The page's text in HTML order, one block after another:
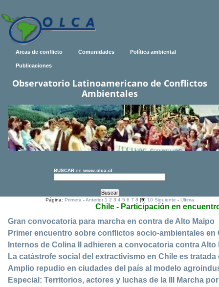
Areas de conflicto Comunidades Política ambiental
Publicaciones
Observatorio Latinoamericano de Conflictos
Ambientales
BUSCAR en www.olca.cl
Página:Primera -Anterior 1 2 3 4 5 6 7 8 [9]10 Siguiente -Ultima
Chile - Participación en
Gran convocatoria para marcha en contra de Alto Maipo
Primer encuentro sobre conflictos socio-ambientales en
Internos de Colina II adhieren a convocatoria contra Alto
La catástrofe social del extractivismo en Chile es
Amplio repudio en ciudades del país al modelo
Especial: Territorios, actores y luchas de la III Marcha